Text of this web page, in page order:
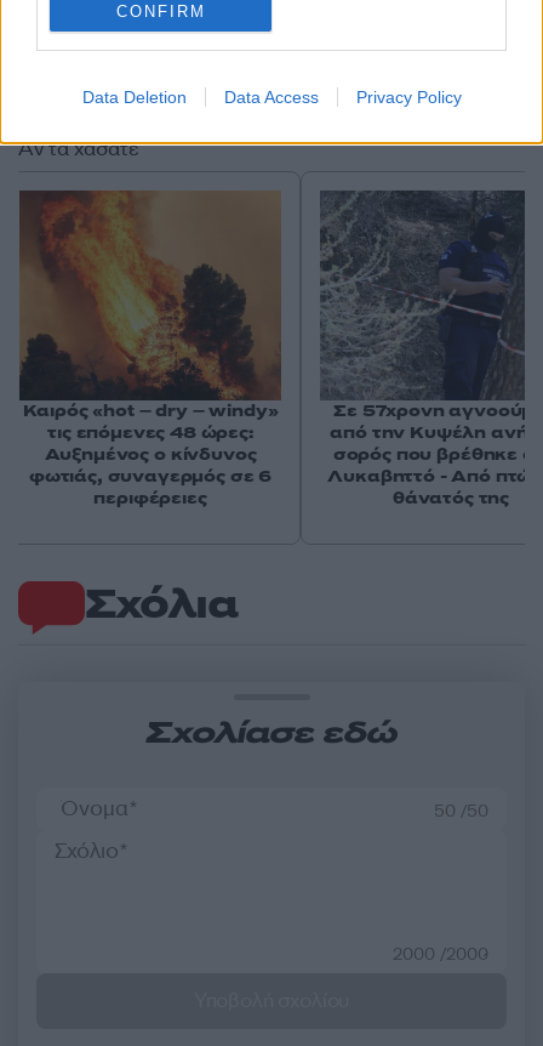
CONFIRM
Data Deletion Data Access Privacy Policy
Σχόλια
Σχολίασε εδώ
50 /50
2000 /2000
Αν τα χάσατε
Καιρός «hot – dry – windy»
τις επόμενες 48 ώρες:
Αυξημένος ο κίνδυνος
φωτιάς, συναγερμός σε 6
περιφέρειες
Σε 57χρονη
από την Κυψέλη
σορός που βρέθηκε
Λυκαβηττό - Από
θάνατός της